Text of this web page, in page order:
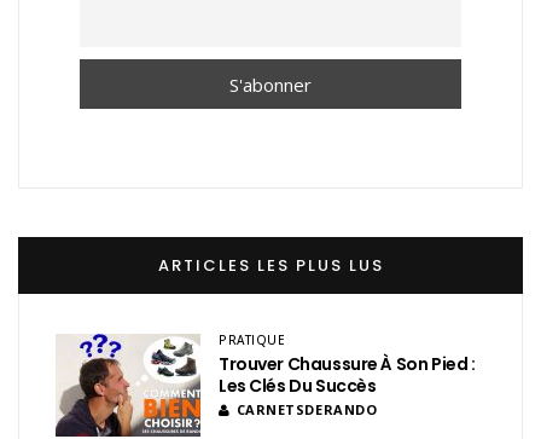
ARTICLES LES PLUS LUS
PRATIQUE
Trouver Chaussure À Son Pied :
Les Clés Du Succès
CARNETSDERANDO